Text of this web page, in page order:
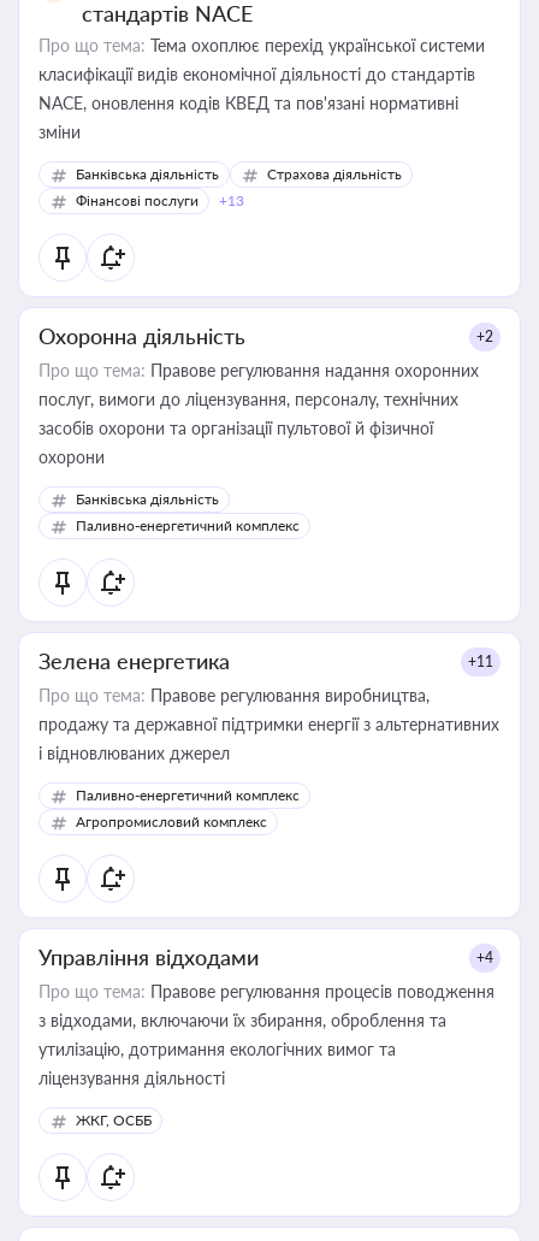
стандартів NACE
Про що тема: Тема охоплює перехід української системи
класифікації видів економічної діяльності до стандартів
NACE, оновлення кодів КВЕД та пов'язані нормативні
зміни
Банківська діяльність
Страхова діяльність
Фінансові послуги
+13
Охоронна діяльність +2
Про що тема: Правове регулювання надання охоронних
послуг, вимоги до ліцензування, персоналу, технічних
засобів охорони та організації пультової й фізичної
охорони
Банківська діяльність
Паливно-енергетичний комплекс
Зелена енергетика +11
Про що тема: Правове регулювання виробництва,
продажу та державної підтримки енергії з альтернативних
і відновлюваних джерел
Паливно-енергетичний комплекс
Агропромисловий комплекс
Управління відходами +4
Про що тема: Правове регулювання процесів поводження
з відходами, включаючи їх збирання, оброблення та
утилізацію, дотримання екологічних вимог та
ліцензування діяльності
ЖКГ, ОСББ